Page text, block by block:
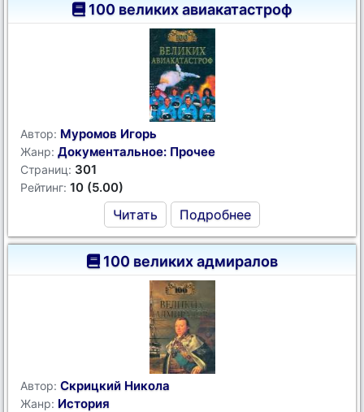
100 великих авиакатастроф
Автор: Муромов Игорь
Жанр: Документальное: Прочее
Страниц: 301
Рейтинг: 10 (5.00)
Читать Подробнее
100 великих адмиралов
Автор: Скрицкий Никола
Жанр: История